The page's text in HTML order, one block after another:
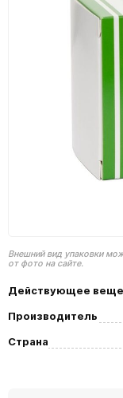
Внешний вид упаковки
от фото на сайте.
Действующее
Производитель
Страна